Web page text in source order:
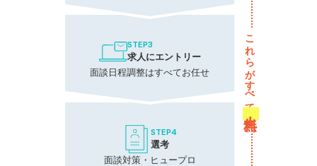
STEP3
求人にエントリー
面談日程調整はすべてお任せ
STEP4
選考
面談対策・ヒュープロ
これらがすべて
無料！